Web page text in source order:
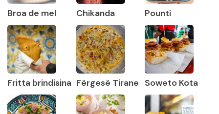
Broa de mel Chikanda Pounti
Fritta brindisina Fërgesë Tirane Soweto Kota